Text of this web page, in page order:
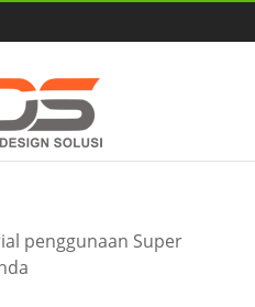
penggunaan Super